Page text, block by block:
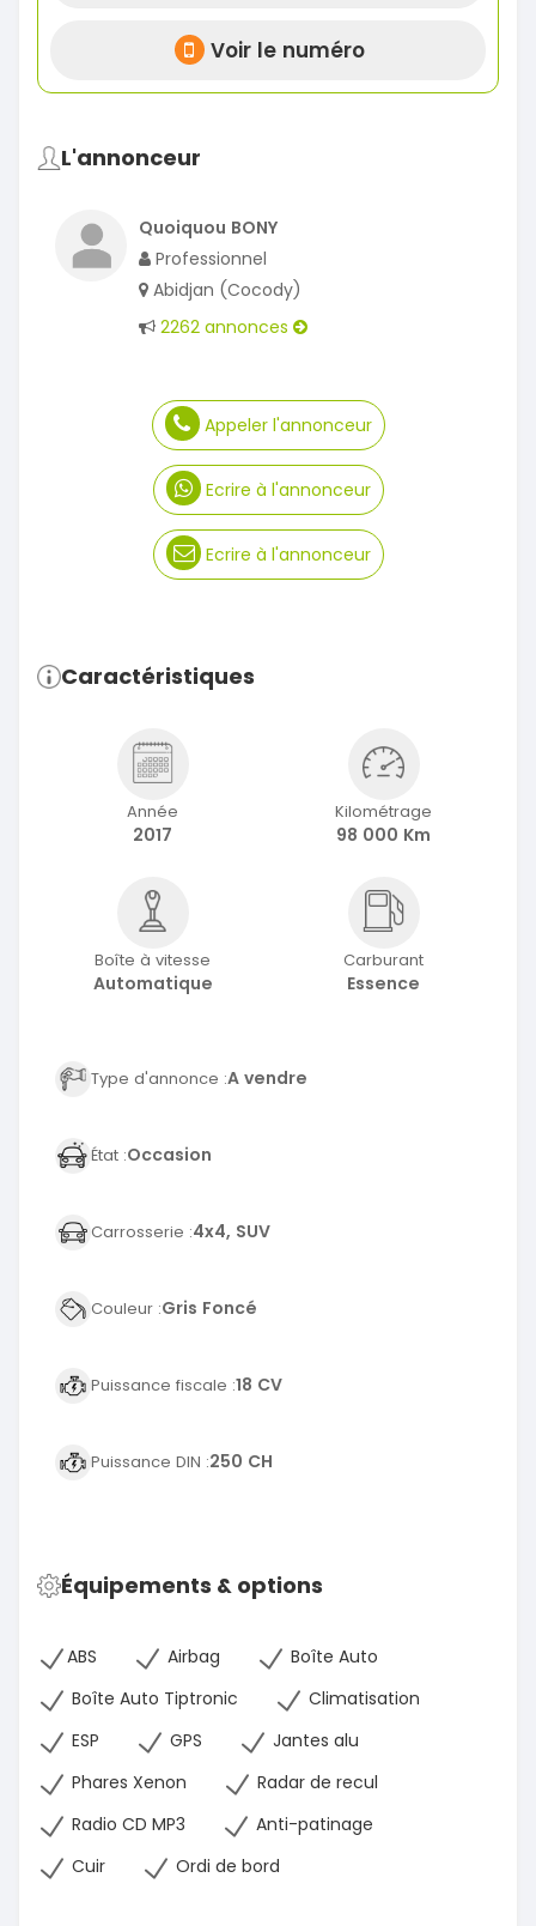
Voir le numéro
L'annonceur
Quoiquou BONY
Professionnel
Abidjan (Cocody)
2262 annonces
Appeler l'annonceur
Ecrire à l'annonceur
Ecrire à l'annonceur
Caractéristiques
Année
2017
Kilométrage
98 000 Km
Boîte à vitesse
Automatique
Carburant
Essence
Type d'annonce :A vendre
État :Occasion
Carrosserie :4x4, SUV
Couleur :Gris Foncé
Puissance fiscale :18 CV
Puissance DIN :250 CH
Équipements & options
ABS Airbag
Boîte Auto
Boîte Auto Tiptronic
Climatisation
ESP
GPS
Jantes alu
Phares Xenon
Radar de recul
Radio CD MP3
Anti-patinage
Cuir
Ordi de bord